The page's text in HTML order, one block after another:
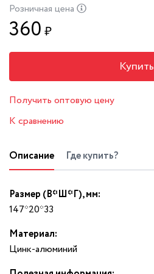
Розничная цена
360 ₽
Купить
Получить оптовую цену
К сравнению
Описание Где купить?
Размер (В*Ш*Г), мм:
147*20*33
Материал:
Цинк-алюминий